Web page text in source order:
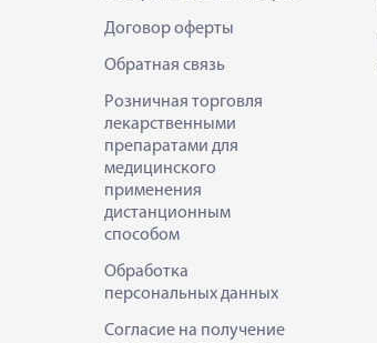
Договор оферты
Обратная связь
Розничная торговля
лекарственными
препаратами для
медицинского
применения
дистанционным
способом
Обработка
персональных данных
Согласие на получение